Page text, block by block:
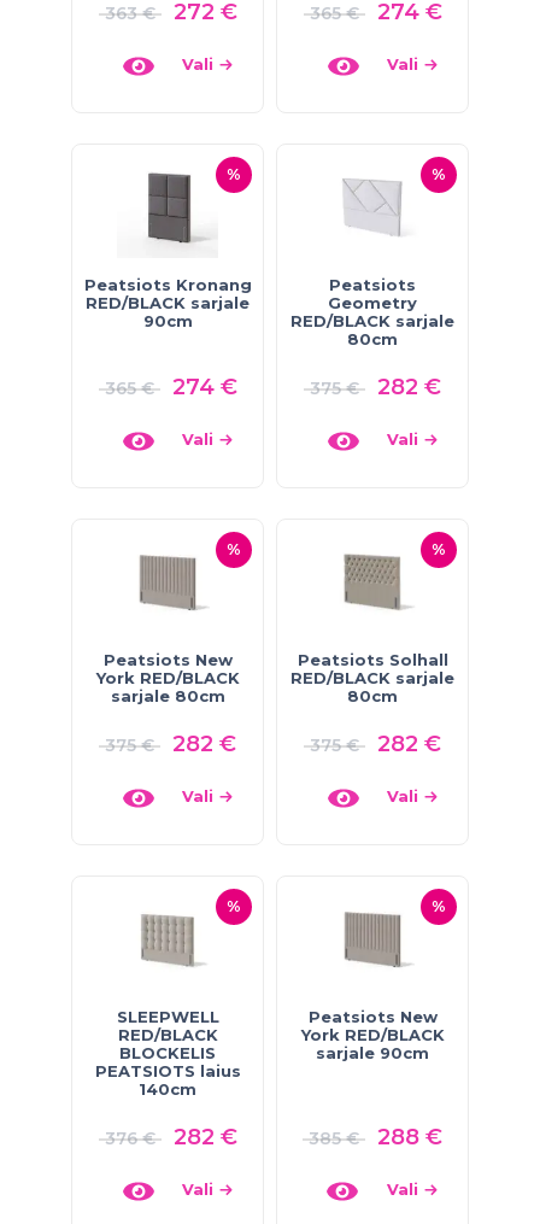
363€ 272 €
Vali
365€ 274 €
Vali
%
Peatsiots Kronang
RED/BLACK sarjale
90cm
365€ 274 €
Vali
%
Peatsiots
Geometry
RED/BLACK sarjale
80cm
375€ 282 €
Vali
%
Peatsiots New
York RED/BLACK
sarjale 80cm
375€ 282 €
Vali
%
Peatsiots Solhall
RED/BLACK sarjale
80cm
375€ 282 €
Vali
%
SLEEPWELL
RED/BLACK
BLOCKELIS
PEATSIOTS laius
140cm
376€ 282 €
Vali
%
Peatsiots New
York RED/BLACK
sarjale 90cm
385€ 288 €
Vali